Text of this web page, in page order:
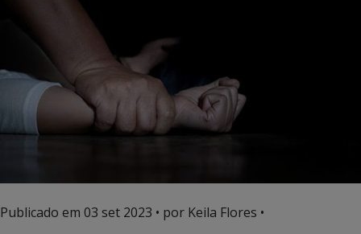
Publicado em 03 set 2023 • por Keila Flores •